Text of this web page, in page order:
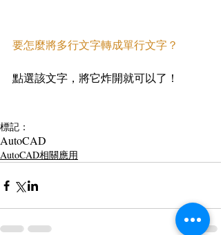
要怎麼將多行文字轉成單行文字？
點選該文字，將它炸開就可以了！
標記：
AutoCAD
AutoCAD相關應用